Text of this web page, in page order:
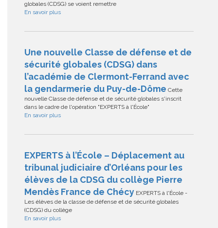
globales (CDSG) se voient remettre
En savoir plus
Une nouvelle Classe de défense et de
sécurité globales (CDSG) dans
l’académie de Clermont-Ferrand avec
la gendarmerie du Puy-de-Dôme Cette
nouvelle Classe de défense et de sécurité globales s'inscrit
dans le cadre de l'opération "EXPERTS à l'École"
En savoir plus
EXPERTS à l’École – Déplacement au
tribunal judiciaire d’Orléans pour les
élèves de la CDSG du collège Pierre
Mendès France de Chécy EXPERTS à l'École -
Les élèves de la classe de défense et de sécurité globales
(CDSG) du collège
En savoir plus